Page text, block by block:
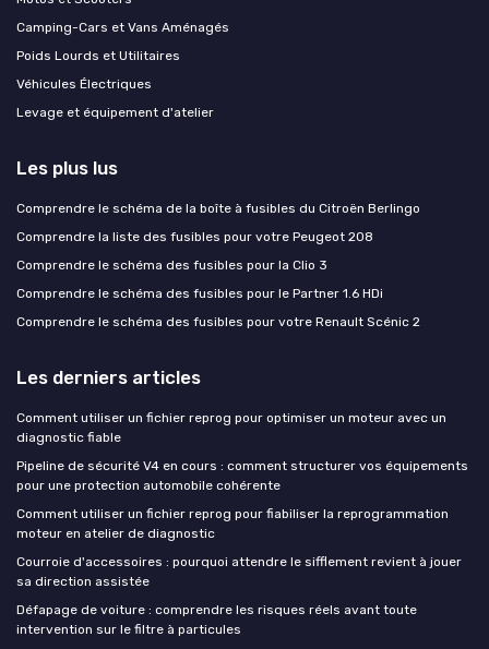
Camping-Cars et Vans Aménagés
Poids Lourds et Utilitaires
Véhicules Électriques
Levage et équipement d'atelier
Les plus lus
Comprendre le schéma de la boîte à fusibles du Citroën Berlingo
Comprendre la liste des fusibles pour votre Peugeot 208
Comprendre le schéma des fusibles pour la Clio 3
Comprendre le schéma des fusibles pour le Partner 1.6 HDi
Comprendre le schéma des fusibles pour votre Renault Scénic 2
Les derniers articles
Comment utiliser un fichier reprog pour optimiser un moteur avec un
diagnostic fiable
Pipeline de sécurité V4 en cours : comment structurer vos équipements
pour une protection automobile cohérente
Comment utiliser un fichier reprog pour fiabiliser la reprogrammation
moteur en atelier de diagnostic
Courroie d'accessoires : pourquoi attendre le sifflement revient à jouer
sa direction assistée
Défapage de voiture : comprendre les risques réels avant toute
intervention sur le filtre à particules